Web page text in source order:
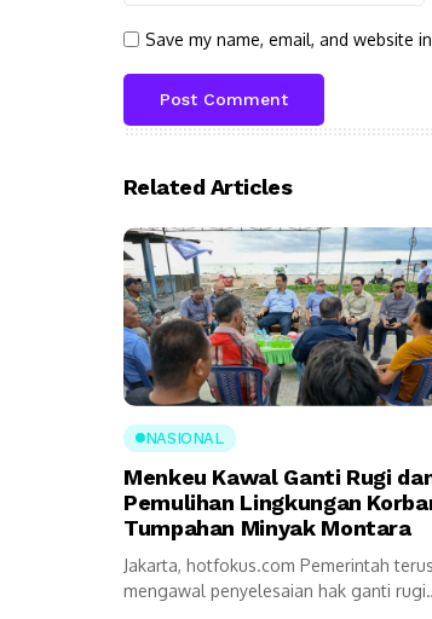
Save my name, email, and website
Related Articles
NASIONAL
Menkeu Kawal Ganti Rugi
Pemulihan Lingkungan
Tumpahan Minyak Montara
Jakarta, hotfokus.com Pemerintah terus
mengawal penyelesaian hak ganti rugi